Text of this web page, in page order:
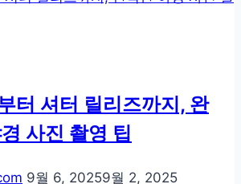
드
로
드
터 셔터 릴리즈까지, 완
사진 촬영 팁
9월 6, 20259월 2, 2025